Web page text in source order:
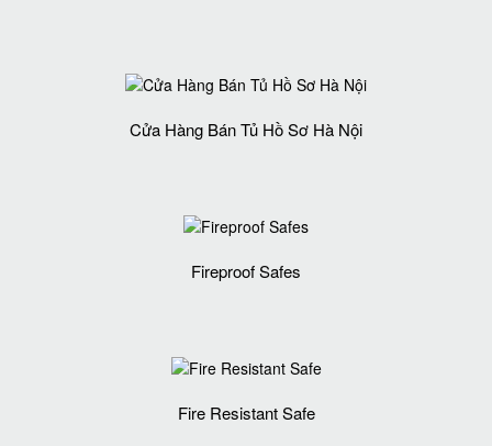
Cửa Hàng Bán Tủ Hồ Sơ Hà Nội
Fireproof Safes
Fire Resistant Safe